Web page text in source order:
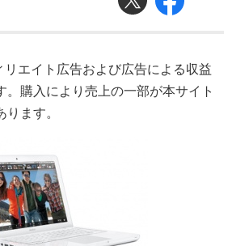
エイト広告および広告による収益
。購入により売上の一部が本サイト
ます。